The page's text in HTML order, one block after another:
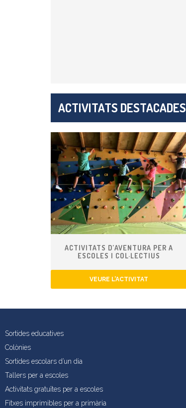
ACTIVITATS DESTACADES
ACTIVITATS D’AVENTURA PER A
ESCOLES I COL·LECTIUS
VEURE L’ACTIVITAT
Sortides educatives
Colònies
Sortides escolars d’un dia
Tallers per a escoles
Activitats gratuïtes per a escoles
Fitxes imprimibles per a primària